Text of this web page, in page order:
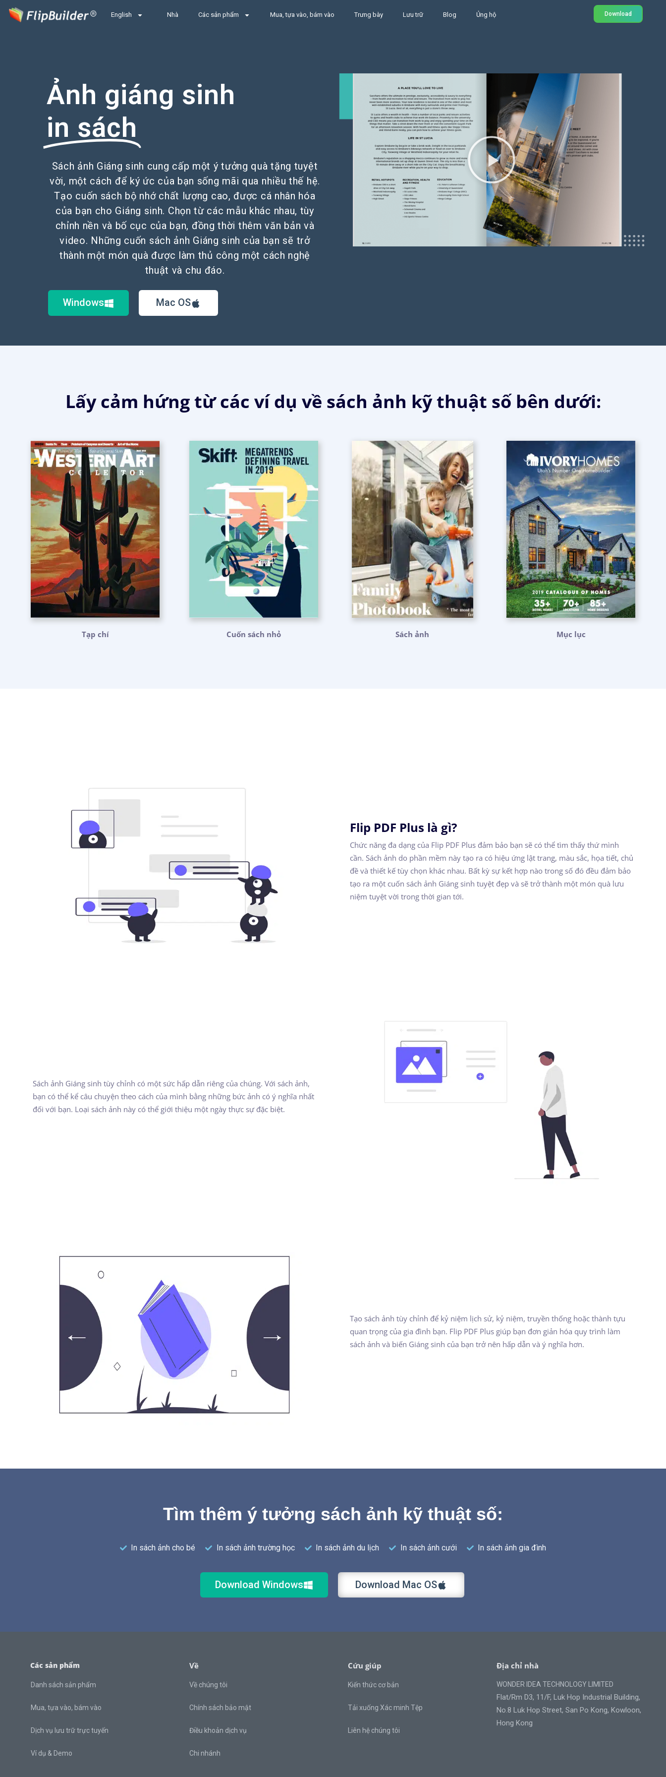
English Nhà Các sản phẩm Mua, tựa vào, bám vào Trưng bày Lưu trữ Blog Ủng hộ Download
Ảnh giáng sinh
in sách
Sách ảnh Giáng sinh cung cấp một ý tưởng quà tặng tuyệt
vời, một cách để ký ức của bạn sống mãi qua nhiều thế hệ.
Tạo cuốn sách bộ nhớ chất lượng cao, được cá nhân hóa
của bạn cho Giáng sinh. Chọn từ các mẫu khác nhau, tùy
chỉnh nền và bố cục của bạn, đồng thời thêm văn bản và
video. Những cuốn sách ảnh Giáng sinh của bạn sẽ trở
thành một món quà được làm thủ công một cách nghệ
thuật và chu đáo.
Windows Mac OS
Lấy cảm hứng từ các ví dụ về sách ảnh kỹ thuật số bên dưới:
Tạp chí Cuốn sách nhỏ Sách ảnh Mục lục
Flip PDF Plus là gì?
Chức năng đa dạng của Flip PDF Plus đảm bảo bạn sẽ có thể tìm thấy thứ mình
cần. Sách ảnh do phần mềm này tạo ra có hiệu ứng lật trang, màu sắc, họa tiết, chủ
đề và thiết kế tùy chọn khác nhau. Bất kỳ sự kết hợp nào trong số đó đều đảm bảo
tạo ra một cuốn sách ảnh Giáng sinh tuyệt đẹp và sẽ trở thành một món quà lưu
niệm tuyệt vời trong thời gian tới.
Sách ảnh Giáng sinh tùy chỉnh có một sức hấp dẫn riêng của chúng. Với sách ảnh,
bạn có thể kể câu chuyện theo cách của mình bằng những bức ảnh có ý nghĩa nhất
đối với bạn. Loại sách ảnh này có thể giới thiệu một ngày thực sự đặc biệt.
Tạo sách ảnh tùy chỉnh để kỷ niệm lịch sử, kỷ niệm, truyền thống hoặc thành tựu
quan trọng của gia đình bạn. Flip PDF Plus giúp bạn đơn giản hóa quy trình làm
sách ảnh và biến Giáng sinh của bạn trở nên hấp dẫn và ý nghĩa hơn.
Tìm thêm ý tưởng sách ảnh kỹ thuật số:
In sách ảnh cho bé In sách ảnh trường học In sách ảnh du lịch In sách ảnh cưới In sách ảnh gia đình
Download Windows Download Mac OS
Các sản phẩm
Danh sách sản phẩm
Mua, tựa vào, bám vào
Dịch vụ lưu trữ trực tuyến
Ví dụ & Demo
Về
Về chúng tôi
Chính sách bảo mật
Điều khoản dịch vụ
Chi nhánh
Cứu giúp
Kiến thức cơ bản
Tải xuống Xác minh Tệp
Liên hệ chúng tôi
Địa chỉ nhà
WONDER IDEA TECHNOLOGY LIMITED
Flat/Rm D3, 11/F, Luk Hop Industrial Building,
No.8 Luk Hop Street, San Po Kong, Kowloon,
Hong Kong